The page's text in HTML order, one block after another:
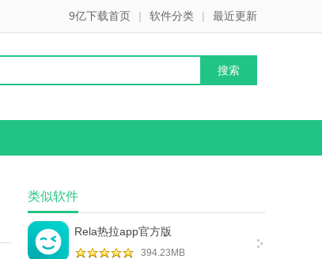
9亿下载首页 | 软件分类 | 最近更新
类似软件
Rela热拉app官方版
394.23MB